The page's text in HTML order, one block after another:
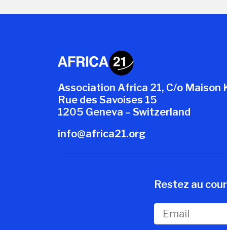
Association Africa 21, C/o Maison
Rue des Savoises 15
1205 Geneva – Switzerland
info@africa21.org
Restez au